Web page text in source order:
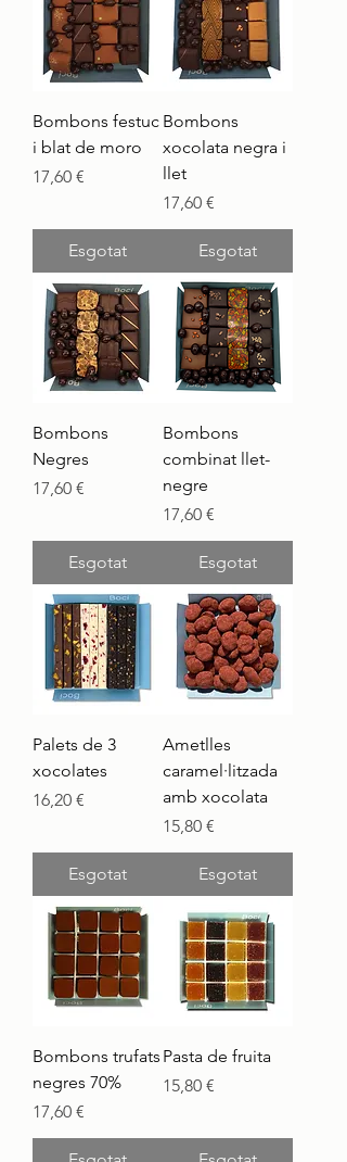
Bombons festuc
i blat de moro
Preu
17,60 €
Esgotat
Bombons
xocolata negra i
llet
Preu
17,60 €
Esgotat
Bombons
Negres
Preu
17,60 €
Esgotat
Bombons
combinat llet-
negre
Preu
17,60 €
Esgotat
Palets de 3
xocolates
Preu
16,20 €
Esgotat
Ametlles
caramel·litzada
amb xocolata
Preu
15,80 €
Esgotat
Bombons trufats
negres 70%
Preu
17,60 €
Pasta de fruita
Preu
15,80 €